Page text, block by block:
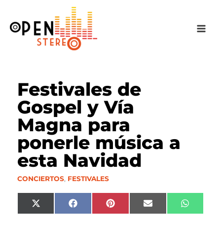
contenido
Festivales de
Gospel y Vía
Magna para
ponerle música a
esta Navidad
CONCIERTOS, FESTIVALES
Compartir
en
X
(
Compartir
en
F
a
Compartir
en
P
i
Compartir
en
E
m
en
W
h